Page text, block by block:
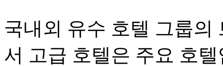
국내외 유수 호텔 그룹의
서 고급 호텔은 주요 호